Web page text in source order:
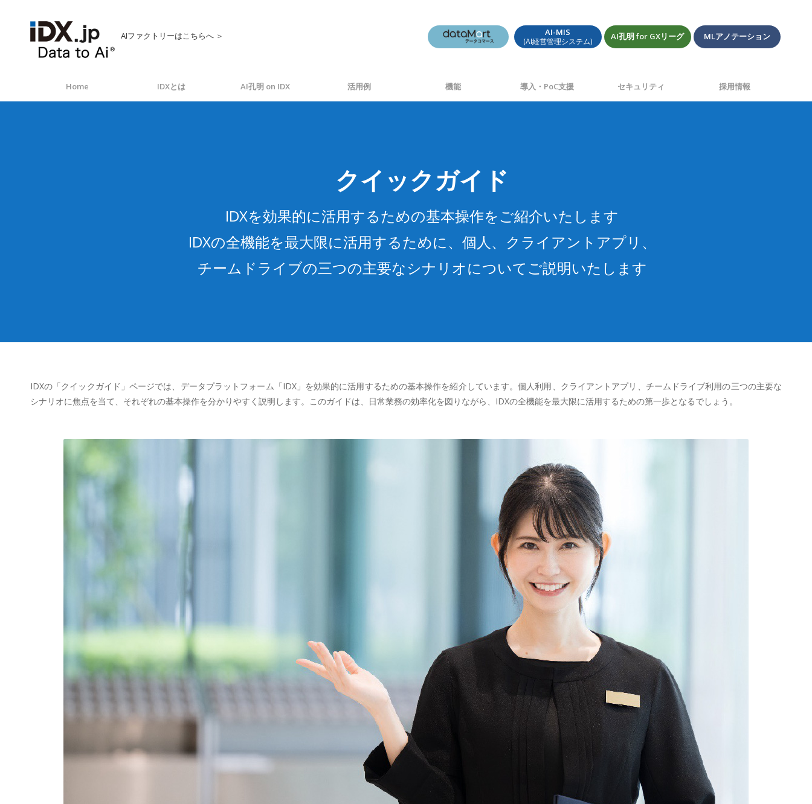
AIファクトリーはこちらへ ＞ AI-MIS
(AI経営管理システム) AI孔明 for GXリーグ MLアノテーション
Home IDXとは AI孔明 on IDX 活用例 機能 導入・PoC支援 セキュリティ 採用情報
クイックガイド
IDXを効果的に活用するための基本操作をご紹介いたします
IDXの全機能を最大限に活用するために、個人、クライアントアプリ、
チームドライブの三つの主要なシナリオについてご説明いたします
IDXの「クイックガイド」ページでは、データプラットフォーム「IDX」を効果的に活用するための基本操作を紹介しています。個人利用、クライアントアプリ、チームドライブ利用の三つの主要な
シナリオに焦点を当て、それぞれの基本操作を分かりやすく説明します。このガイドは、日常業務の効率化を図りながら、IDXの全機能を最大限に活用するための第一歩となるでしょう。